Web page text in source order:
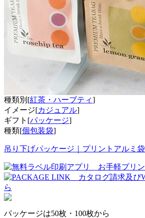
種類別[紅茶・ハーブティ]
イメージ[カジュアル]
ギフト[パッケージ]
種類[個包装袋]
吊り下げパッケージ｜プリントアルミ袋
パッケージは50枚・100枚から